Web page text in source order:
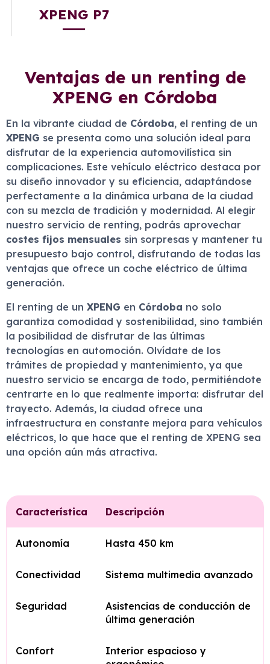
XPENG P7
Ventajas de un renting de
XPENG en Córdoba
En la vibrante ciudad de Córdoba, el renting de un
XPENG se presenta como una solución ideal para
disfrutar de la experiencia automovilística sin
complicaciones. Este vehículo eléctrico destaca por
su diseño innovador y su eficiencia, adaptándose
perfectamente a la dinámica urbana de la ciudad
con su mezcla de tradición y modernidad. Al elegir
nuestro servicio de renting, podrás aprovechar
costes fijos mensuales sin sorpresas y mantener tu
presupuesto bajo control, disfrutando de todas las
ventajas que ofrece un coche eléctrico de última
generación.
El renting de un XPENG en Córdoba no solo
garantiza comodidad y sostenibilidad, sino también
la posibilidad de disfrutar de las últimas
tecnologías en automoción. Olvídate de los
trámites de propiedad y mantenimiento, ya que
nuestro servicio se encarga de todo, permitiéndote
centrarte en lo que realmente importa: disfrutar del
trayecto. Además, la ciudad ofrece una
infraestructura en constante mejora para vehículos
eléctricos, lo que hace que el renting de XPENG sea
una opción aún más atractiva.
Característica Descripción
Autonomía Hasta 450 km
Conectividad Sistema multimedia avanzado
Seguridad
Asistencias de conducción de
última generación
Confort
Interior espacioso y